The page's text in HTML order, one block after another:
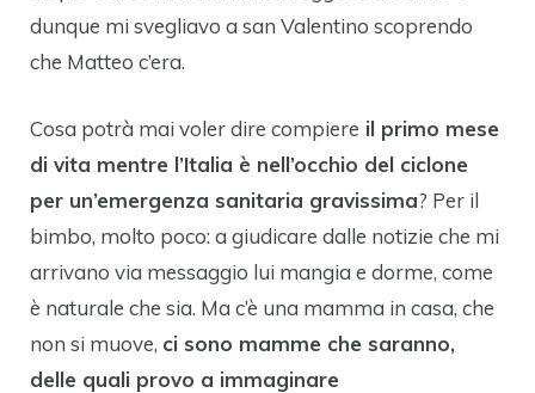
dunque mi svegliavo a san Valentino scoprendo
che Matteo c’era.
Cosa potrà mai voler dire compiere il primo mese
di vita mentre l’Italia è nell’occhio del ciclone
per un’emergenza sanitaria gravissima? Per il
bimbo, molto poco: a giudicare dalle notizie che mi
arrivano via messaggio lui mangia e dorme, come
è naturale che sia. Ma c’è una mamma in casa, che
non si muove, ci sono mamme che saranno,
delle quali provo a immaginare